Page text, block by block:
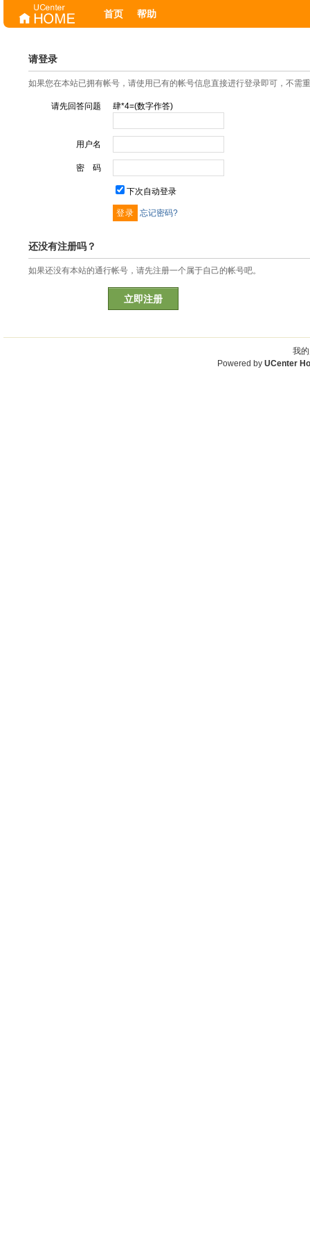
首页 帮助
请登录
如果您在本站已拥有帐号，请使用已有的帐号信息直接进行登录即可，不需
请先回答问题 肆*4=(数字作答)
用户名
密 码
下次自动登录
忘记密码?
还没有注册吗？
如果还没有本站的通行帐号，请先注册一个属于自己的帐号吧。
立即注册
我
Powered by UCenter